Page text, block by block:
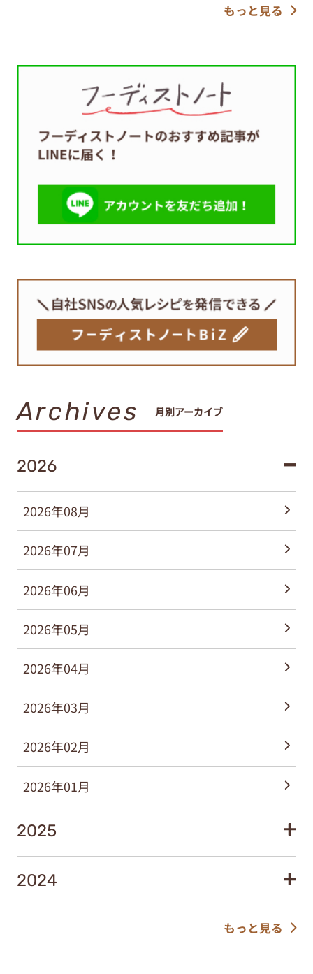
もっと見る
Archives 月別アーカイブ
2026
2026年08月
2026年07月
2026年06月
2026年05月
2026年04月
2026年03月
2026年02月
2026年01月
2025
2024
もっと見る